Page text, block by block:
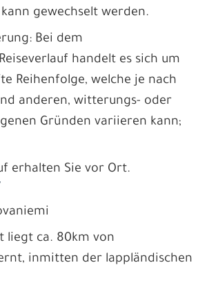
gewechselt werden.
Bei dem
handelt es sich um
Reihenfolge, welche je nach
anderen, witterungs- oder
Gründen variieren kann;
erhalten Sie vor Ort.
liegt ca. 80km von
inmitten der lappländischen